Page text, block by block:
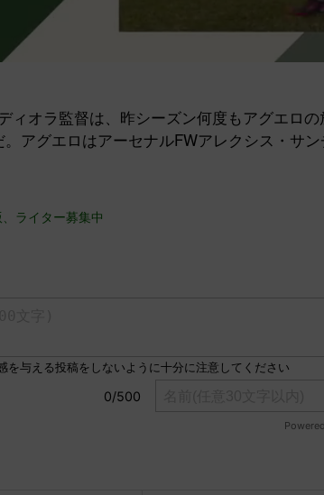
ィオラ監督は、昨シーズン何度もアグエロ
アグエロはアーセナルFWアレクシス・サ
ライター募集中